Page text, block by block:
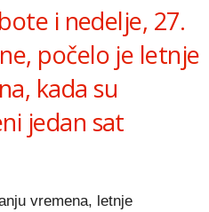
i nedelje, 27.
počelo je letnje
kada su
jedan sat
vremena, letnje